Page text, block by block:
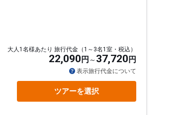
大人1名様あたり 旅行代金（1～3名1室・税込）
22,090 円 37,720 円
表示旅行代金について
ツアーを選択